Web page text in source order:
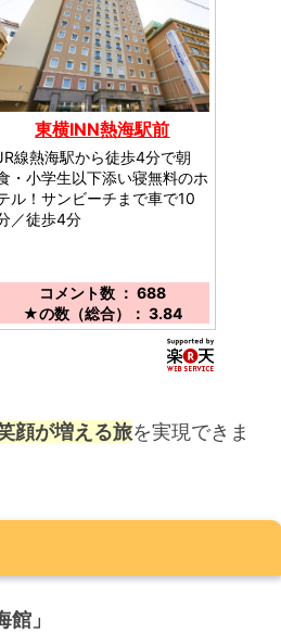
東横INN熱海駅前
線熱海駅から徒歩4分で朝
・小学生以下添い寝無料のホ
ル！サンビーチまで車で10
／徒歩4分
コメント数 ： 688
★の数（総合）： 3.84
顔が増える旅を実現できま
」